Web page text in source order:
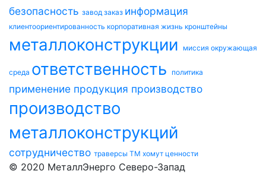
безопасность завод заказ информация
клиентоориентированность корпоративная жизнь кронштейны
металлоконструкции миссия окружающая
среда ответственность политика
применение продукция производство
производство
металлоконструкций
сотрудничество траверсы ТМ хомут ценности
© 2020 МеталлЭнерго Северо-Запад